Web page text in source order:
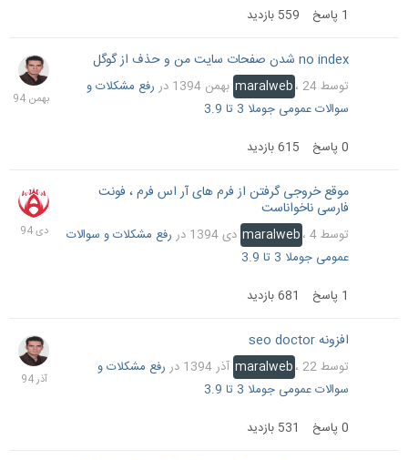
پاسخ 559 بازدید
no index شدن صفحات سایت من و حذف از گوگل
توسط maralweb ،24 بهمن 1394 دررفع مشکلات و
سوالات عمومی جوملا 3 تا 3.9
پاسخ 615 بازدید
24
بهمن
موقع خروجی گرفتن از فرم های آر اس فرم ، فونت
فارسی ناخواناست
توسط maralweb ،4 دی 1394 دررفع مشکلات و سوالات
عمومی جوملا 3 تا 3.9
پاسخ 681 بازدید
4
دی
افزونه seo doctor
توسط maralweb ،22 آذر 1394 دررفع مشکلات و
سوالات عمومی جوملا 3 تا 3.9
پاسخ 531 بازدید
22
آذر